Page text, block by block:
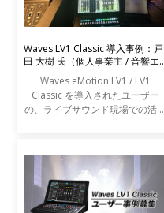
Waves LV1 Classic 導入事例：戸
田 大樹 氏（個人事業主 / 音響エ
Waves eMotion LV1 / LV1
Classic を導入されたユーザー
の、ライブサウンド現場での活用